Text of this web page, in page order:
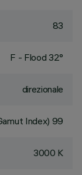
83
F - Flood 32°
direzionale
Index) 99
3000 K